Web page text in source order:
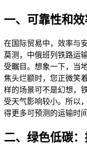
一、可靠性和
在国际贸易中，效率与
莫测，中俄班列铁路运
受瞩目。想象一下，当
焦头烂额时，您正微笑
样的场景可不是幻想，
受天气影响较小。所以
得更多可预测的运输时
二、绿色低碳